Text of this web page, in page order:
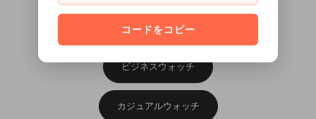
デザインウォッチ
ビジネスウォッチ
カジュアルウォッチ
コードをコピー